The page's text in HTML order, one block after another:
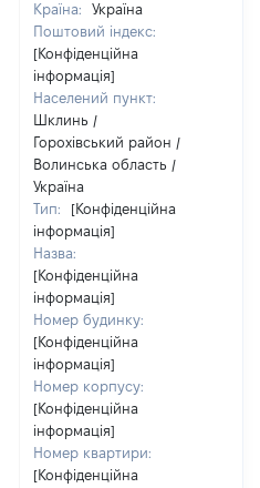
Країна:
Україна
Поштовий індекс:
[Конфіденційна
інформація]
Населений пункт:
Шклинь /
Горохівський район /
Волинська область /
Україна
Тип:
[Конфіденційна
інформація]
Назва:
[Конфіденційна
інформація]
Номер будинку:
[Конфіденційна
інформація]
Номер корпусу:
[Конфіденційна
інформація]
Номер квартири:
[Конфіденційна